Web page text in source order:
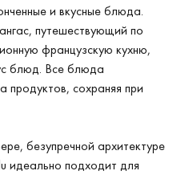
и вкусные блюда.
путешествующий по
французскую кухню,
блюд. Все блюда
продуктов, сохраняя при
безупречной архитектуре
идеально подходит для